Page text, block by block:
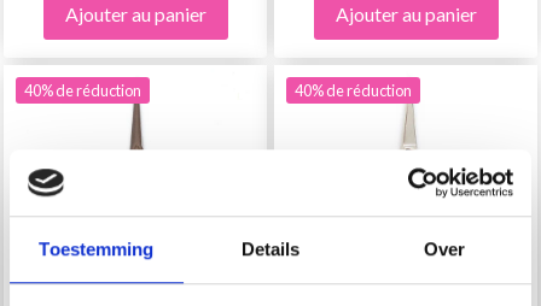
Toestemming Details Over
Ajouter au panier Ajouter au panier
40% de réduction 40% de réduction